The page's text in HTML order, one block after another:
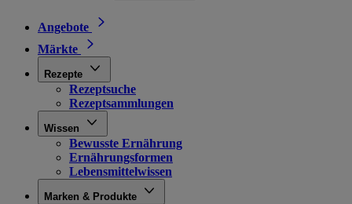
Angebote
Märkte
Rezepte
Rezeptsuche
Rezeptsammlungen
Wissen
Bewusste Ernährung
Ernährungsformen
Lebensmittelwissen
Marken & Produkte